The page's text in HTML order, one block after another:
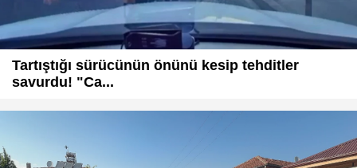
Tartıştığı sürücünün önünü kesip tehditler
savurdu! "Ca...